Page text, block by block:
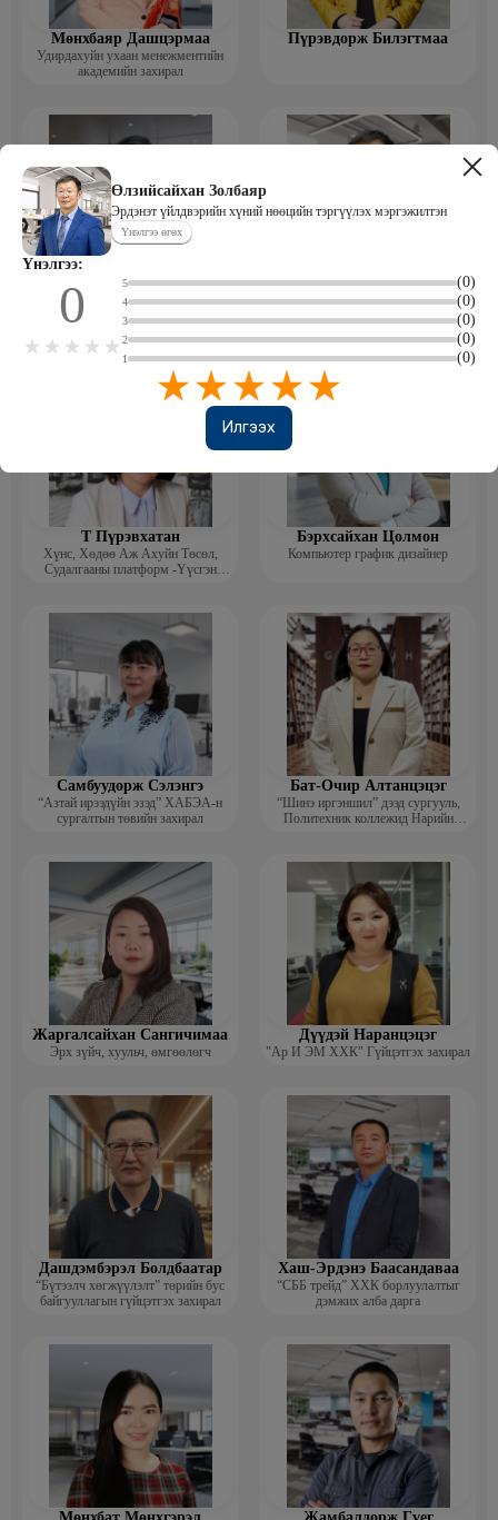
Өлзийсайхан Золбаяр
Эрдэнэт үйлдвэрийн хүний нөөцийн тэргүүлэх мэргэжилтэн
Үнэлгээ өгөх
Үнэлгээ:
0 5 (0)
4 (0)
3 (0)
2 (0)
1 (0)
Илгээх
Мөнхбаяр Дашцэрмаа
Удирдахуйн ухаан менежментийн
академийн захирал
Пүрэвдорж Билэгтмаа
Мөнгөнрейс Пүрэвдорж
Программист, График дизайнер,
Багш
Өлзийсайхан Золбаяр
Эрдэнэт үйлдвэрийн хүний нөөцийн
тэргүүлэх мэргэжилтэн
Т Пүрэвхатан
Хүнс, Хөдөө Аж Ахуйн Төсөл,
Судалгааны платформ -Үүсгэн
Бэрхсайхан Цолмон
Компьютер график дизайнер
Самбуудорж Сэлэнгэ
“Азтай ирээдүйн эзэд” ХАБЭА-н
сургалтын төвийн захирал
Бат-Очир Алтанцэцэг
“Шинэ иргэншил” дээд сургууль,
Политехник коллежид Нарийн
багш
Жаргалсайхан Сангичимаа
Эрх зүйч, хуульч, өмгөөлөгч
Дүүдэй Наранцэцэг
"Ар И ЭМ ХХК" Гүйцэтгэх захирал
Дашдэмбэрэл Болдбаатар
“Бүтээлч хөгжүүлэлт” төрийн бус
байгууллагын гүйцэтгэх захирал
Хаш-Эрдэнэ Баасандаваа
“СББ трейд” ХХК борлуулалтыг
дэмжих алба дарга